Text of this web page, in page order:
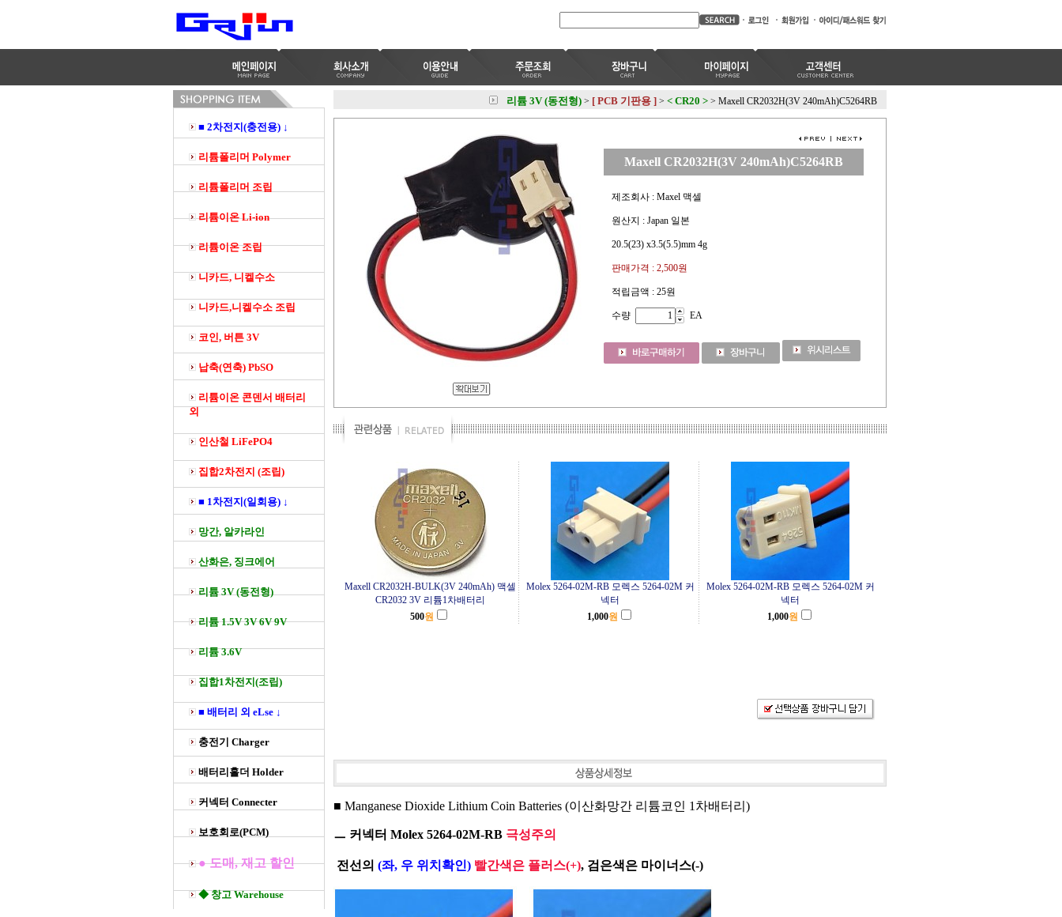
■ 2차전지(충전용) ↓
리튬폴리머 Polymer
리튬폴리머 조립
리튬이온 Li-ion
리튬이온 조립
니카드, 니켈수소
니카드,니켈수소 조립
코인, 버튼 3V
납축(연축) PbSO
리튬이온 콘덴서 배터리
외
인산철 LiFePO4
집합2차전지 (조립)
■ 1차전지(일회용) ↓
망간, 알카라인
산화은, 징크에어
리튬 3V (동전형)
리튬 1.5V 3V 6V 9V
리튬 3.6V
집합1차전지(조립)
■ 배터리 외 eLse ↓
충전기 Charger
배터리홀더 Holder
커넥터 Connecter
보호회로(PCM)
● 도매, 재고 할인
◆ 창고 Warehouse
리튬 3V (동전형) > [ PCB 기판용 ] > < CR20 > > Maxell CR2032H(3V 240mAh)C5264RB
Maxell CR2032H(3V 240mAh)C5264RB
제조회사 : Maxel 맥셀
원산지 : Japan 일본
20.5(23) x3.5(5.5)mm 4g
판매가격 : 2,500원
적립금액 : 25원
수량 EA
Maxell CR2032H-BULK(3V 240mAh) 맥셀
CR2032 3V 리튬1차배터리
Molex 5264-02M-RB 모렉스 5264-02M 커
넥터
Molex 5264-02M-RB 모렉스 5264-02M 커
넥터
500원 1,000원 1,000원
■ Manganese Dioxide Lithium Coin Batteries (이산화망간 리튬코인 1차배터리)
ㅡ 커넥터 Molex 5264-02M-RB 극성주의
전선의 (좌, 우 위치확인) 빨간색은 플러스(+), 검은색은 마이너스(-)